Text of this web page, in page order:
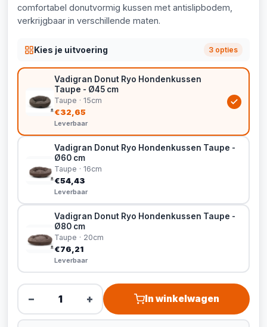
comfortabel donutvormig kussen met antislipbodem,
verkrijgbaar in verschillende maten.
Kies je uitvoering 3 opties
Vadigran Donut Ryo Hondenkussen
Taupe - Ø45 cm
Taupe · 15cm
€32,65
Leverbaar
Vadigran Donut Ryo Hondenkussen Taupe -
Ø60 cm
Taupe · 16cm
€54,43
Leverbaar
Vadigran Donut Ryo Hondenkussen Taupe -
Ø80 cm
Taupe · 20cm
€76,21
Leverbaar
− + In winkelwagen